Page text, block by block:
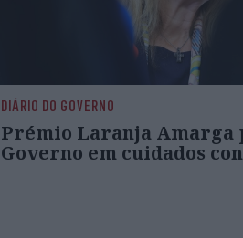
DIÁRIO DO GOVERNO
Prémio Laranja Amarga
Governo em cuidados